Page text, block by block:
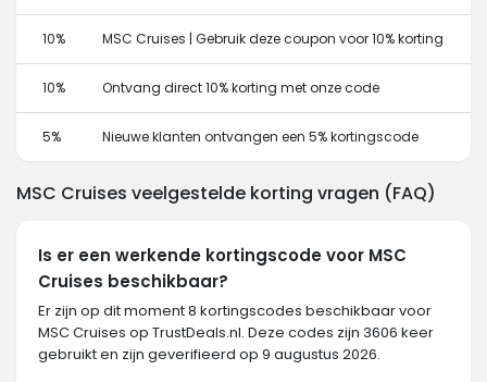
10% MSC Cruises | Gebruik deze coupon voor 10% korting
10% Ontvang direct 10% korting met onze code
5% Nieuwe klanten ontvangen een 5% kortingscode
MSC Cruises veelgestelde korting vragen (FAQ)
Is er een werkende kortingscode voor MSC
Cruises beschikbaar?
Er zijn op dit moment 8 kortingscodes beschikbaar voor
MSC Cruises op TrustDeals.nl. Deze codes zijn 3606 keer
gebruikt en zijn geverifieerd op 9 augustus 2026.